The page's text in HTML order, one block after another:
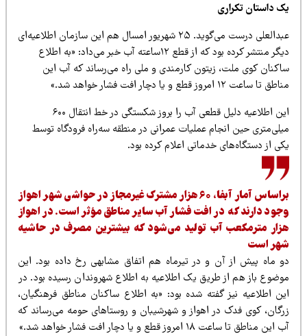
داستان تکراری
عبدالعلی درست می‌گوید. ۲۵ شهریور امسال هم این سازمان اطلاعیه‌ای
دیگر منتشر کرده بود که از قطع ۱۲ساعته آب خبر می‌داد: «به اطلاع
کوی ملت، زیتون کارمندی و ملی راه می‌رساند که آب این
تا ساعت ۱۲ امروز قطع و یا دچار افت فشار خواهد شد.»
این اطلاعیه دلیل قطعی آب را بروز شکستگی در خط انتقال ۶۰۰
حین انجام عملیات عمرانی در منطقه سه‌راه فرودگاه توسط
از دستگاه‌های خدماتی اعلام کرده بود.
براساس آمار آبفا، ۶۰ هزار مشترک غیرمجاز در حواشی شهر اهواز
دارند که در افت فشار آب سایر مناطق مؤثر است. در اهواز
مترمکعب آب تولید می‌شود که بیشترین مصرف در حاشیه
است
ماه پیش از آن و در تیرماه هم اتفاق مشابهی رخ داده بود. این
باز هم از طریق یک اطلاعیه به اطلاع شهروندان رسیده بود. در
اطلاعیه نیز گفته شده بود: «به اطلاع ساکنان مناطق فرهنگیان،
کوی فدک در اهواز و شهرشیبان‌ و روستاهای حومه می‌رساند که
مناطق تا ساعت ۱۸ امروز قطع و یا دچار افت فشار خواهد شد.»